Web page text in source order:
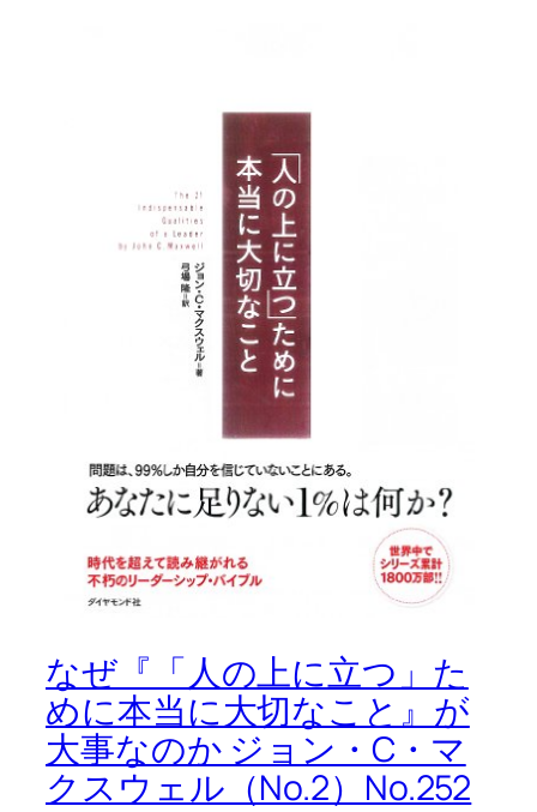
なぜ『「人の上に立つ」た
めに本当に大切なこと』が
大事なのか ジョン・C・マ
クスウェル（No.2）No.252